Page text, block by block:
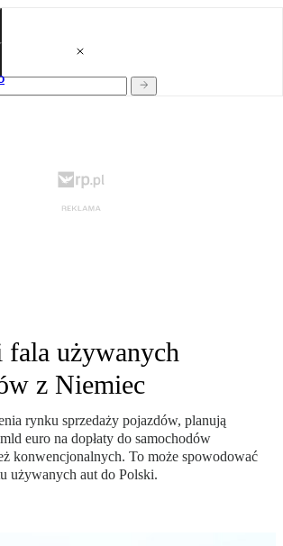
fala używanych
z Niemiec
rynku sprzedaży pojazdów, planują
euro na dopłaty do samochodów
konwencjonalnych. To może spowodować
używanych aut do Polski.